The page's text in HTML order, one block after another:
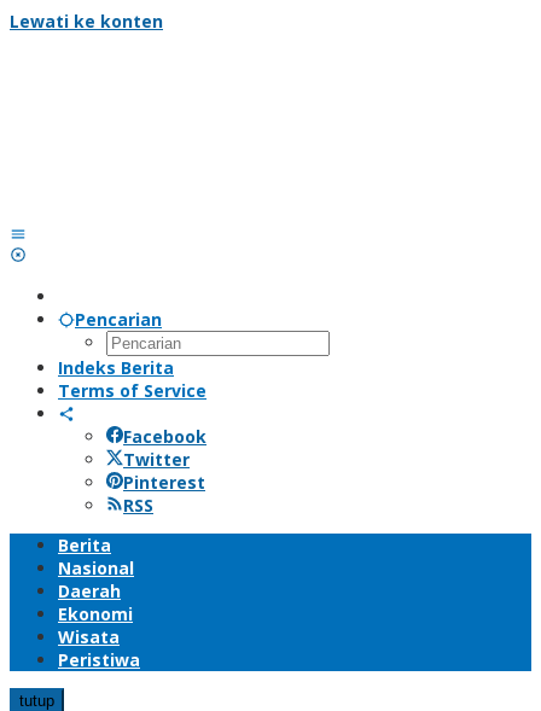
Lewati ke konten
Pencarian
Indeks Berita
Terms of Service
Facebook
Twitter
Pinterest
RSS
Berita
Nasional
Daerah
Ekonomi
Wisata
Peristiwa
tutup